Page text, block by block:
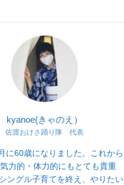
kyanoe(きゃのえ）
佐渡おけさ踊り隊 代表
に60歳になりました。これから
力的・体力的にもとても貴重
ングル子育てを終え、やりたい